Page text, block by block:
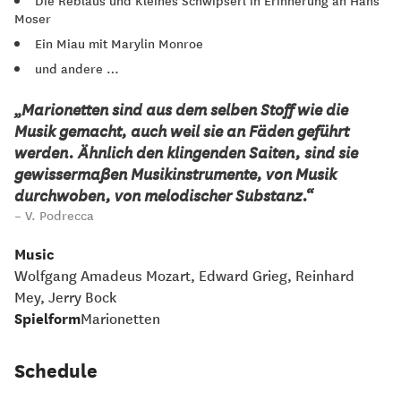
Moser
Ein Miau mit Marylin Monroe
und andere …
„Marionetten sind aus dem selben Stoff wie die
Musik gemacht, auch weil sie an Fäden geführt
werden. Ähnlich den klingenden Saiten, sind sie
gewissermaßen Musikinstrumente, von Musik
durchwoben, von melodischer Substanz.“
V. Podrecca
Music
Wolfgang Amadeus Mozart, Edward Grieg, Reinhard
Mey, Jerry Bock
SpielformMarionetten
Schedule